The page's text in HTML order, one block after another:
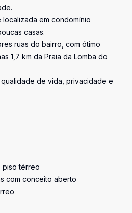
localizada em condomínio
casas.
ruas do bairro, com ótimo
1,7 km da Praia da Lomba do
de vida, privacidade e
piso térreo
com conceito aberto